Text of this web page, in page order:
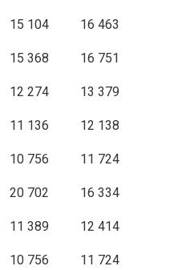
15 104 16 463
15 368 16 751
12 274 13 379
11 136 12 138
10 756 11 724
20 702
16 334
11 389 12 414
10 756 11 724